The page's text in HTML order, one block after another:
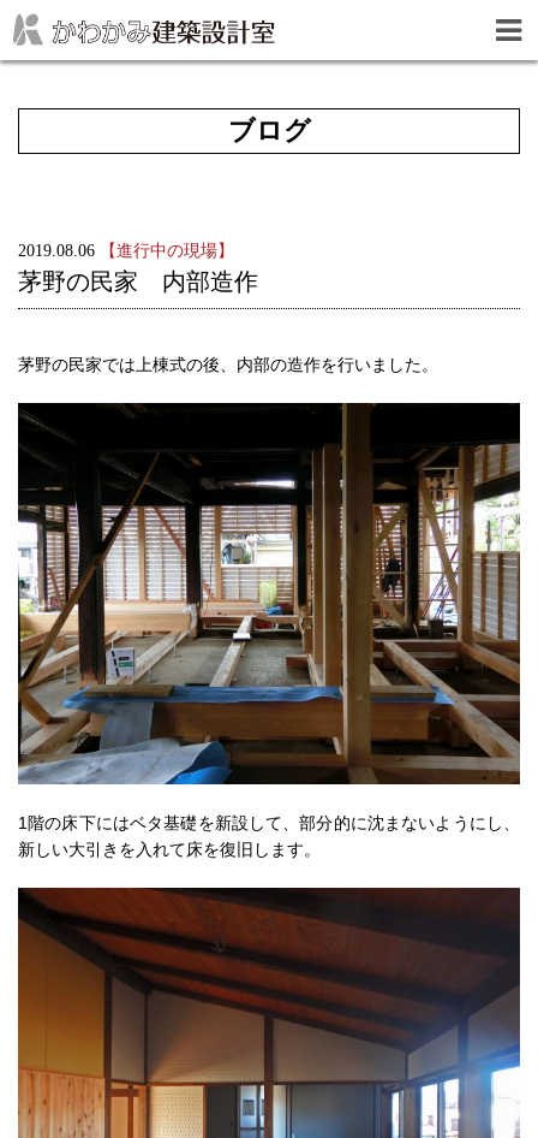
ブログ
2019.08.06 【進行中の現場】
茅野の民家 内部造作
茅野の民家では上棟式の後、内部の造作を行いました。
1階の床下にはベタ基礎を新設して、部分的に沈まないようにし、
新しい大引きを入れて床を復旧します。